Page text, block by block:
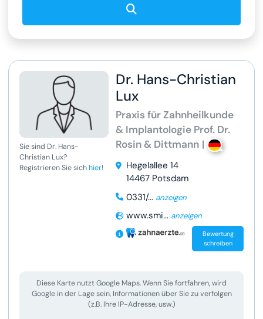
Sie sind Dr. Hans-
Christian Lux?
Registrieren Sie sichhier!
Dr. Hans-Christian
Lux
Praxis für Zahnheilkunde
& Implantologie Prof. Dr.
Rosin & Dittmann |
Hegelallee 14
14467 Potsdam
0331/... anzeigen
www.smi... anzeigen
Bewertung
schreiben
Diese Karte nutzt Google Maps. Wenn Sie fortfahren, wird
Google in der Lage sein, Informationen über Sie zu verfolgen
(z.B. Ihre IP-Adresse, usw.)